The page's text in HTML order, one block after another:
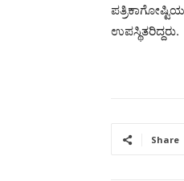
ಉಪಸ್ಥಿತರಿದ್ದರು.
Share